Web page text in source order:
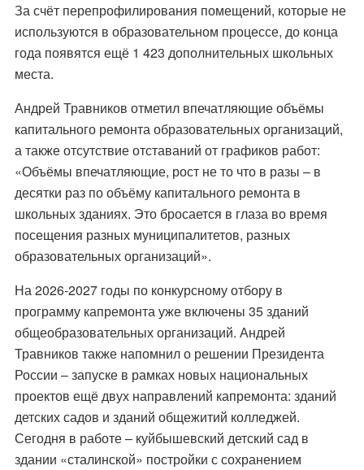
За счёт перепрофилирования помещений, которые не
используются в образовательном процессе, до конца
года появятся ещё 1 423 дополнительных школьных
места.
Андрей Травников отметил впечатляющие объёмы
капитального ремонта образовательных организаций,
а также отсутствие отставаний от графиков работ:
«Объёмы впечатляющие, рост не то что в разы – в
десятки раз по объёму капитального ремонта в
школьных зданиях. Это бросается в глаза во время
посещения разных муниципалитетов, разных
образовательных организаций».
На 2026-2027 годы по конкурсному отбору в
программу капремонта уже включены 35 зданий
общеобразовательных организаций. Андрей
Травников также напомнил о решении Президента
России – запуске в рамках новых национальных
проектов ещё двух направлений капремонта: зданий
детских садов и зданий общежитий колледжей.
Сегодня в работе – куйбышевский детский сад в
здании «сталинской» постройки с сохранением